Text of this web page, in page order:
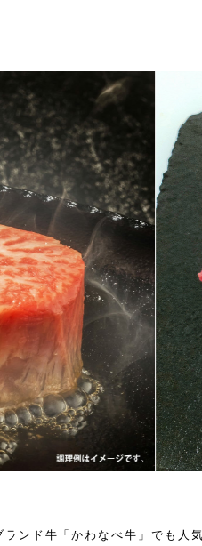
ランド牛「かわなべ牛」でも人